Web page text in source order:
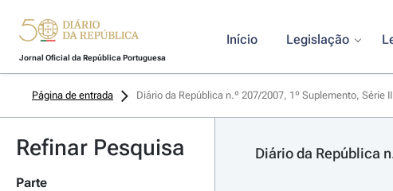
Jornal Oficial da República Portuguesa
Início Legislação
Página de entrada Diário da República n.º 207/2007, 1º Suplemento, Série
Refinar Pesquisa
Parte
Diário da República